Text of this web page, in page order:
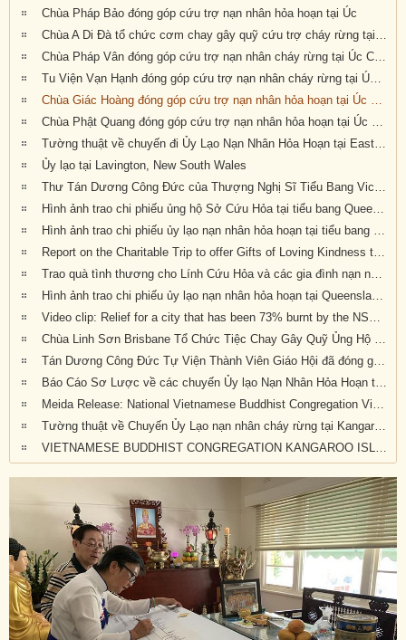
Chùa Pháp Bảo đóng góp cứu trợ nạn nhân hỏa hoạn tại Úc
Chùa A Di Đà tổ chức cơm chay gây quỹ cứu trợ cháy rừng tại Úc châu (19.01.2020) 19/1/2020
Chùa Pháp Vân đóng góp cứu trợ nạn nhân cháy rừng tại Úc Châu
Tu Viện Vạn Hạnh đóng góp cứu trợ nạn nhân cháy rừng tại Úc Châu
Chùa Giác Hoàng đóng góp cứu trợ nạn nhân hỏa hoạn tại Úc Châu
Chùa Phật Quang đóng góp cứu trợ nạn nhân hỏa hoạn tại Úc Châu
Tường thuật về chuyến đi Ủy Lạo Nạn Nhân Hỏa Hoạn tại East Gippsland, VIC và Lavington, NSW
Ủy lạo tại Lavington, New South Wales
Thư Tán Dương Công Đức của Thượng Nghị Sĩ Tiểu Bang Victoria Tiến Sĩ Kiều Tiến Dũng gởi đến Chư Tôn Đức & Tự Viện thành viên Giáo Hội trong công cuộc đóng góp ủy lạo nạn nhân hỏa hoạn tại Úc Châu (Appreciation letters from Dr Kieu Tien Dung, State Member for South-Eastern Metropolitan Region, Victoria, Australia)
Hình ảnh trao chi phiếu ủng hộ Sở Cứu Hỏa tại tiểu bang Queensland, Úc Châu
Hình ảnh trao chi phiếu ủy lạo nạn nhân hỏa hoạn tại tiểu bang New South Wales (đợt 2)
Report on the Charitable Trip to offer Gifts of Loving Kindness to Bushfire Survivors in Victoria, New South Wales and Queensland
Trao quà tình thương cho Lính Cứu Hỏa và các gia đình nạn nhân hỏa hoạn tại Wandandian, New South Wales ngày 12/2/2020
Hình ảnh trao chi phiếu ủy lạo nạn nhân hỏa hoạn tại Queensland đợt 2
Video clip: Relief for a city that has been 73% burnt by the NSW bushfires | Vietnamese Buddhists in Australia
Chùa Linh Sơn Brisbane Tổ Chức Tiệc Chay Gây Quỹ Ủng Hộ Nạn Nhân Hỏa Hoạn Úc Châu (tối Thứ Bảy 15/2/2020)
Tán Dương Công Đức Tự Viện Thành Viên Giáo Hội đã đóng góp tịnh tài giúp đỡ nạn nhân hỏa hoạn tại Úc Châu
Báo Cáo Sơ Lược về các chuyến Ủy lạo Nạn Nhân Hỏa Hoạn tại Úc Châu đầu năm 2020
Meida Release: National Vietnamese Buddhist Congregation Visit KI to give $55,500 to Local Auto Repair Project
Tường thuật về Chuyến Ủy Lạo nạn nhân cháy rừng tại Kangaroo Island, Nam Úc (ngày 24/2/2020)
VIETNAMESE BUDDHIST CONGREGATION KANGAROO ISLAND VISIT